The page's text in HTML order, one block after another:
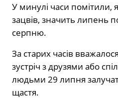
У минулі часи помітили,
зацвів, значить липень
серпню.
За старих часів
зустріч з друзями або
людьми 29 липня
щастя.